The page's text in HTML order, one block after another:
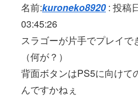
名前:kuroneko8920: 投稿
03:45:26
スラゴーが片手でプレイで
（何が？）
背面ボタンはPS5に向けて
んですかねぇ